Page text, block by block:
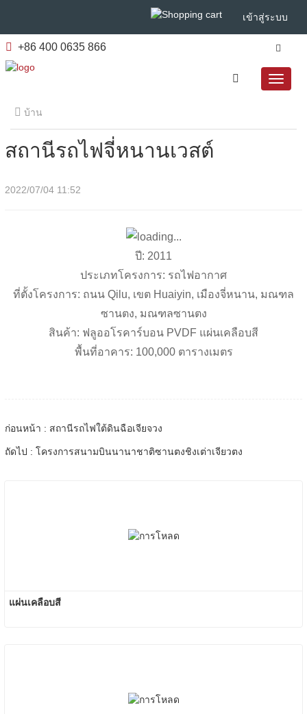
เข้าสู่ระบบ
+86 400 0635 866
บ้าน
สถานีรถไฟจี่หนานเวสต์
2022/07/04 11:52
ปี: 2011
ประเภทโครงการ: รถไฟอากาศ
ที่ตั้งโครงการ: ถนน Qilu, เขต Huaiyin, เมืองจี่หนาน, มณฑล
ซานตง, มณฑลซานตง
สินค้า: ฟลูออโรคาร์บอน PVDF แผ่นเคลือบสี
พื้นที่อาคาร: 100,000 ตารางเมตร
ก่อนหน้า : สถานีรถไฟใต้ดินฉือเจียจวง
ถัดไป : โครงการสนามบินนานาชาติซานตงชิงเต่าเจียวตง
แผ่นเคลือบสี